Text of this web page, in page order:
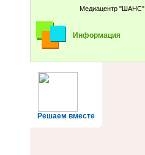
Медиацентр "ШАНС"
Информация
Решаем вместе